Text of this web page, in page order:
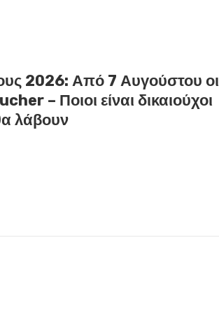
2026: Από 7 Αυγούστου οι
– Ποιοι είναι δικαιούχοι
λάβουν